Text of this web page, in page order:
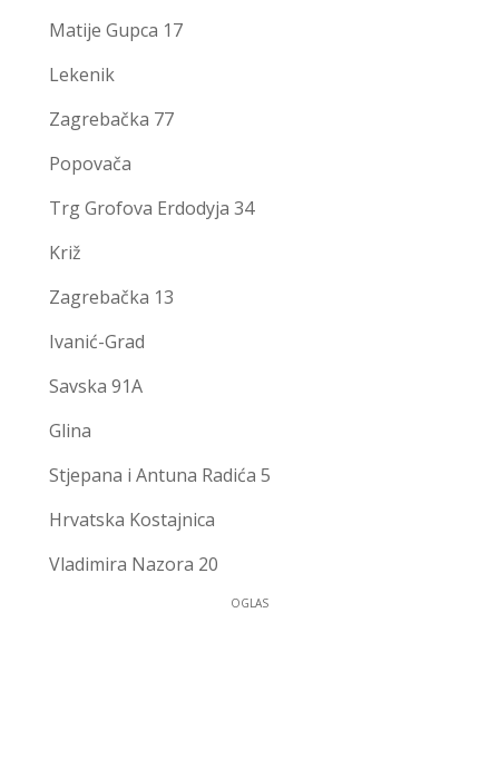
Matije Gupca 17
Lekenik
Zagrebačka 77
Popovača
Trg Grofova Erdodyja 34
Križ
Zagrebačka 13
Ivanić-Grad
Savska 91A
Glina
Stjepana i Antuna Radića 5
Hrvatska Kostajnica
Vladimira Nazora 20
OGLAS